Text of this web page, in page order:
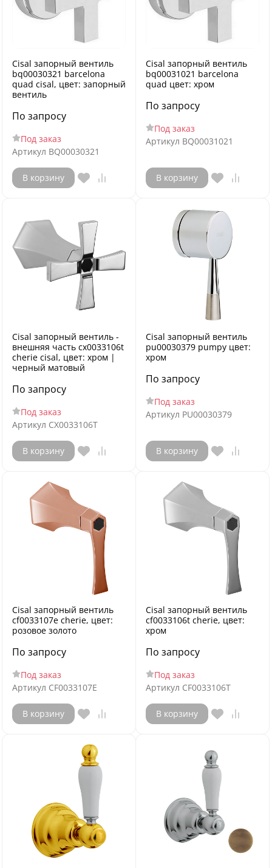
Cisal запорный вентиль
bq00030321 barcelona
quad cisal, цвет: запорный
вентиль
По запросу
Под заказ
Артикул BQ00030321
В корзину
Cisal запорный вентиль
bq00031021 barcelona
quad цвет: хром
По запросу
Под заказ
Артикул BQ00031021
В корзину
Cisal запорный вентиль -
внешняя часть cx0033106t
cherie cisal, цвет: хром |
черный матовый
По запросу
Под заказ
Артикул CX0033106T
В корзину
Cisal запорный вентиль
pu00030379 pumpy цвет:
хром
По запросу
Под заказ
Артикул PU00030379
В корзину
Cisal запорный вентиль
cf0033107e cherie, цвет:
розовое золото
По запросу
Под заказ
Артикул CF0033107E
В корзину
Cisal запорный вентиль
cf0033106t cherie, цвет:
хром
По запросу
Под заказ
Артикул CF0033106T
В корзину